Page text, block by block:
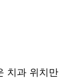
치과 위치만